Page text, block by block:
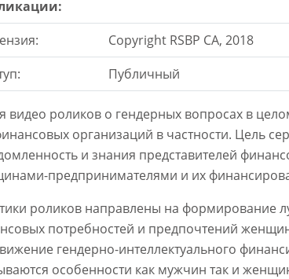
Copyright RSBP CA, 2018
Публичный
видео роликов о гендерных вопросах в
организаций в частности. Цель
и знания представителей
предпринимателями и их
роликов направлены на формирование
потребностей и предпочтений
гендерно-интеллектуального
особенности как мужчин так и